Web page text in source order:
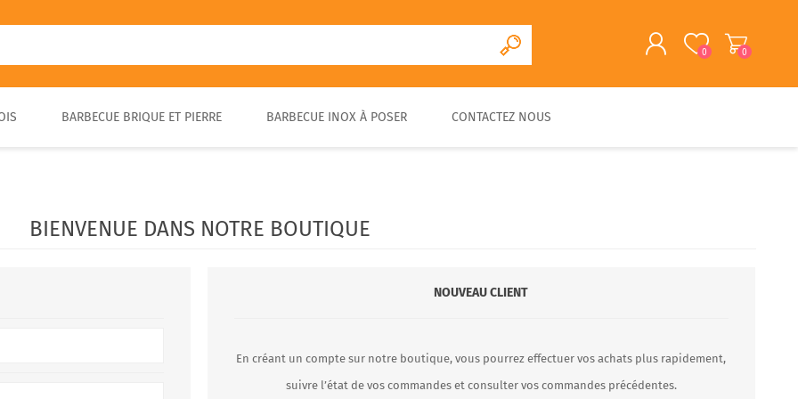
S'ENREGISTRER
0 0
BRASA
PIZZA EXTÉRIEUR
BARBECUE BRIQUE ET PIERRE BARBECUE INOX À POSER CONTACTEZ NOUS
BIENVENUE DANS NOTRE BOUTIQUE
NOUVEAU CLIENT
En créant un compte sur notre boutique, vous pourrez effectuer vos achats plus rapidement,
suivre l’état de vos commandes et consulter vos commandes précédentes.